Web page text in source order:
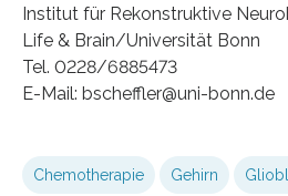
Institut für Rekonstruktive
Life & Brain/Universität Bonn
Tel. 0228/6885473
E-Mail: bscheffler@uni-bonn.de
Chemotherapie Gehirn